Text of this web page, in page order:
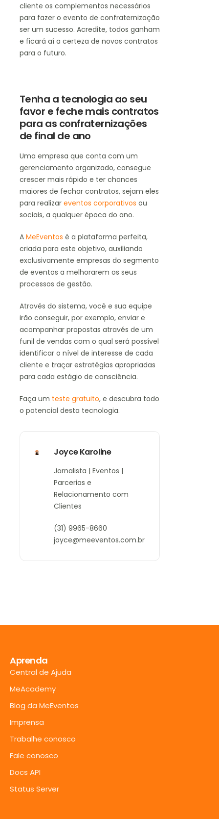
cliente os complementos necessários
para fazer o evento de confraternização
ser um sucesso. Acredite, todos ganham
e ficará aí a certeza de novos contratos
para o futuro.
Tenha a tecnologia ao seu
favor e feche mais contratos
para as confraternizações
de final de ano
Uma empresa que conta com um
gerenciamento organizado, consegue
crescer mais rápido e ter chances
maiores de fechar contratos, sejam eles
para realizar eventos corporativos ou
sociais, a qualquer época do ano.
A MeEventos é a plataforma perfeita,
criada para este objetivo, auxiliando
exclusivamente empresas do segmento
de eventos a melhorarem os seus
processos de gestão.
Através do sistema, você e sua equipe
irão conseguir, por exemplo, enviar e
acompanhar propostas através de um
funil de vendas com o qual será possível
identificar o nível de interesse de cada
cliente e traçar estratégias apropriadas
para cada estágio de consciência.
Faça um teste gratuito, e descubra todo
o potencial desta tecnologia.
Joyce Karoline
Jornalista | Eventos |
Parcerias e
Relacionamento com
Clientes
(31) 9965-8660
joyce@meeventos.com.br
Aprenda
Central de Ajuda
MeAcademy
Blog da MeEventos
Imprensa
Trabalhe conosco
Fale conosco
Docs API
Status Server